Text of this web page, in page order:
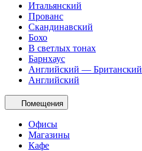
Итальянский
Прованс
Скандинавский
Бохо
В светлых тонах
Барнхаус
Английский — Британский
Английский
Помещения
Офисы
Магазины
Кафе